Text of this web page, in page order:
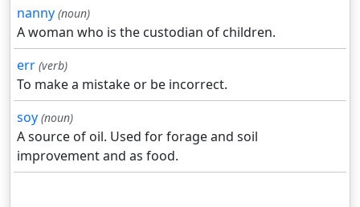
nanny (noun)
A woman who is the custodian of children.
err (verb)
To make a mistake or be incorrect.
soy (noun)
A source of oil. Used for forage and soil
improvement and as food.